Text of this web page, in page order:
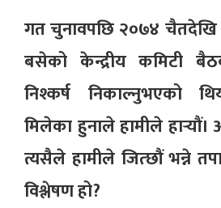
गत चुनावपछि २०७४
बसेको केन्द्रीय कमिटी
निश्कर्ष निकाल्नुभएको
मिलेका हुनाले हामीले
त्यसैले हामीले जित्छौं भन्ने
विश्लेषण हो?